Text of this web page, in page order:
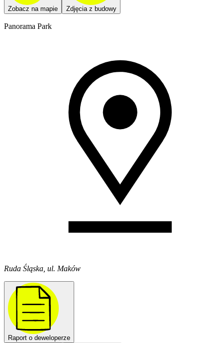
Zobacz na mapie Zdjęcia z budowy
Panorama Park
Ruda Śląska, ul. Maków
Raport o deweloperze